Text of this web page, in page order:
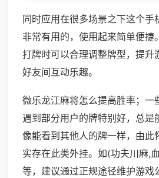
同时应用在很多场景之下这个手
非常有用的，使用起来简单便捷
打牌时可以合理调整牌型，提升
好友间互动乐趣。
微乐龙江麻将怎么提高胜率；一
遇到部分用户的牌特别好，总是
像能看到其他人的牌一样，由此
实存在此类外挂。如(功夫川麻,
等，建议通过正规途径维护游戏